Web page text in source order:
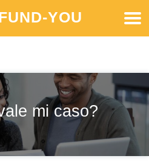
YOU
mi caso?